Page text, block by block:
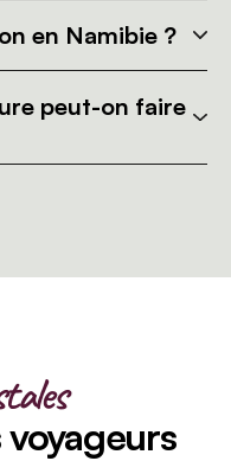
en Namibie ?
peut-on faire
voyageurs